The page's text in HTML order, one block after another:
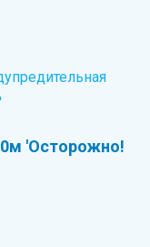
'Осторожно!